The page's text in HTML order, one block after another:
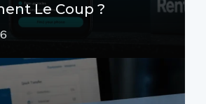
Le Coup ?